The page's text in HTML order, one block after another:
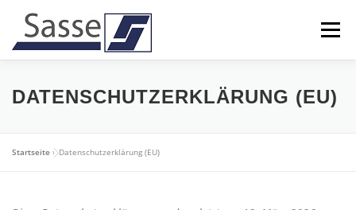
springen
Menü
UNTERNEHMEN LEISTUNGEN KARRIERE
KONTAKT
DATENSCHUTZERKLÄRUNG (EU)
Startseite »Datenschutzerklärung (EU)